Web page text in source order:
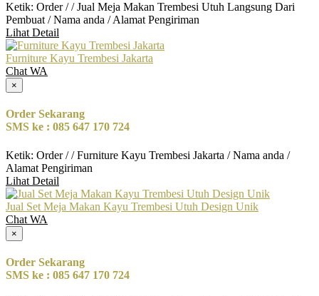
Ketik: Order / / Jual Meja Makan Trembesi Utuh Langsung Dari
Pembuat / Nama anda / Alamat Pengiriman
Lihat Detail
Furniture Kayu Trembesi Jakarta
Chat WA
×
Order Sekarang
SMS ke : 085 647 170 724
Ketik: Order / / Furniture Kayu Trembesi Jakarta / Nama anda /
Alamat Pengiriman
Lihat Detail
Jual Set Meja Makan Kayu Trembesi Utuh Design Unik
Chat WA
×
Order Sekarang
SMS ke : 085 647 170 724